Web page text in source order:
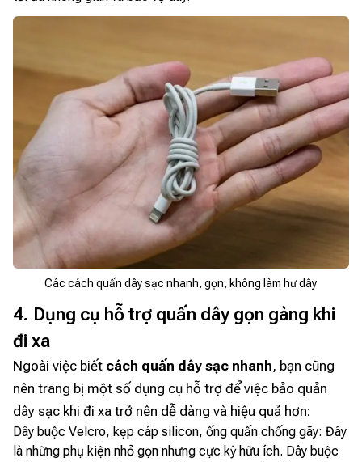
Các cách quấn dây sạc nhanh, gọn, không làm hư dây
4. Dụng cụ hỗ trợ quấn dây gọn gàng khi
đi xa
Ngoài việc biết cách quấn dây sạc nhanh, bạn cũng
nên trang bị một số dụng cụ hỗ trợ để việc bảo quản
dây sạc khi đi xa trở nên dễ dàng và hiệu quả hơn:
Dây buộc Velcro, kẹp cáp silicon, ống quấn chống gãy: Đây
là những phụ kiện nhỏ gọn nhưng cực kỳ hữu ích. Dây buộc